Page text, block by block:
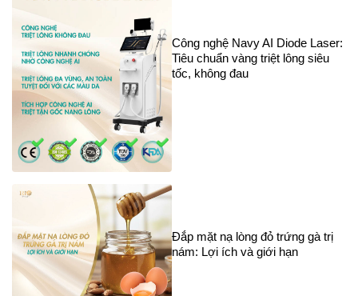
Công nghệ Navy AI Diode Laser:
Tiêu chuẩn vàng triệt lông siêu
tốc, không đau
Đắp mặt nạ lòng đỏ trứng gà trị
nám: Lợi ích và giới hạn